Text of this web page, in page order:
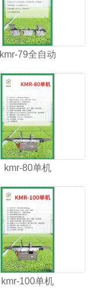
kmr-79全自动
kmr-80单机
kmr-100单机